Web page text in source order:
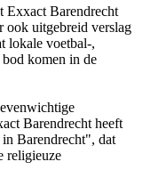
Exxact Barendrecht
ook uitgebreid verslag
lokale voetbal-,
bod komen in de
Barendrecht heeft
Barendrecht", dat
religieuze